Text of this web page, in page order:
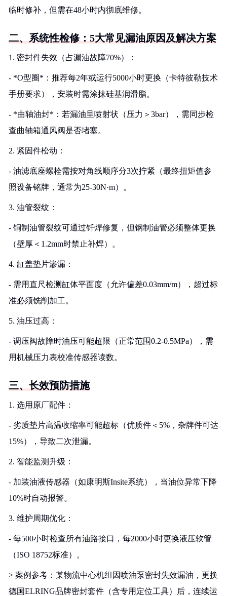
临时修补，但需在48小时内彻底维修。
二、系统性检修：5大常见漏油原因及解决方案
1. 密封件失效（占漏油故障70%）：
- *O型圈*：推荐每2年或运行5000小时更换（卡特彼勒技术
手册要求），安装时需涂抹硅基润滑脂。
- *曲轴油封*：若漏油呈喷射状（压力＞3bar），需同步检
查曲轴箱通风阀是否堵塞。
2. 紧固件松动：
- 油滤底座螺栓需按对角线顺序分3次拧紧（最终扭矩值参
照设备铭牌，通常为25-30N·m）。
3. 油管裂纹：
- 铜制油管裂纹可通过钎焊修复，但钢制油管必须整体更换
（壁厚＜1.2mm时禁止补焊）。
4. 缸盖垫片渗漏：
- 需用直尺检测缸体平面度（允许偏差0.03mm/m），超过标
准必须铣削加工。
5. 油压过高：
- 调压阀故障时油压可能超限（正常范围0.2-0.5MPa），需
用机械压力表校准传感器读数。
三、长效预防措施
1. 选用原厂配件：
- 劣质垫片高温收缩率可能超标（优质件＜5%，杂牌件可达
15%），导致二次泄漏。
2. 智能监测升级：
- 加装油液传感器（如康明斯Insite系统），当油位异常下降
10%时自动报警。
3. 维护周期优化：
- 每500小时检查所有油路接口，每2000小时更换液压软管
（ISO 18752标准）。
> 案例参考：某物流中心机组因喷油泵密封失效漏油，更换
德国ELRING品牌密封套件（含专用定位工具）后，连续运